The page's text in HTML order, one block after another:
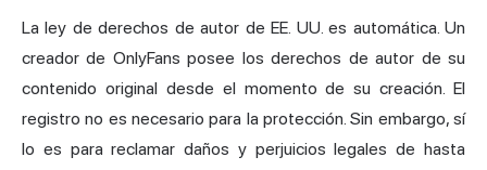
La ley de derechos de autor de EE. UU. es automática. Un
creador de OnlyFans posee los derechos de autor de su
contenido original desde el momento de su creación. El
registro no es necesario para la protección. Sin embargo, sí
lo es para reclamar daños y perjuicios legales de hasta